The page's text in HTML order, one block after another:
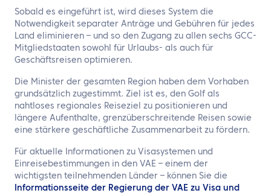
Sobald es eingeführt ist, wird dieses System die
Notwendigkeit separater Anträge und Gebühren für jedes
Land eliminieren – und so den Zugang zu allen sechs GCC-
Mitgliedstaaten sowohl für Urlaubs- als auch für
Geschäftsreisen optimieren.
Die Minister der gesamten Region haben dem Vorhaben
grundsätzlich zugestimmt. Ziel ist es, den Golf als
nahtloses regionales Reiseziel zu positionieren und
längere Aufenthalte, grenzüberschreitende Reisen sowie
eine stärkere geschäftliche Zusammenarbeit zu fördern.
Für aktuelle Informationen zu Visasystemen und
Einreisebestimmungen in den VAE – einem der
wichtigsten teilnehmenden Länder – können Sie die
Informationsseite der Regierung der VAE zu Visa und